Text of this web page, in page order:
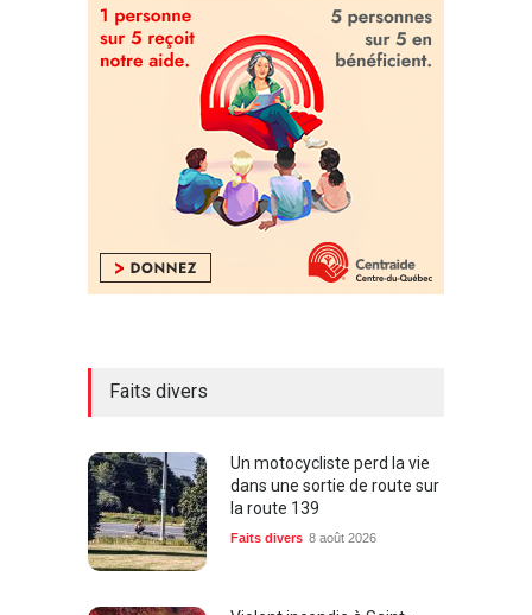
Faits divers
Un motocycliste perd la vie
dans une sortie de route sur
la route 139
Faits divers 8 août 2026